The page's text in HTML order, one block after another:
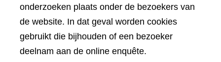
onderzoeken plaats onder de bezoekers van
de website. In dat geval worden cookies
gebruikt die bijhouden of een bezoeker
deelnam aan de online enquête.